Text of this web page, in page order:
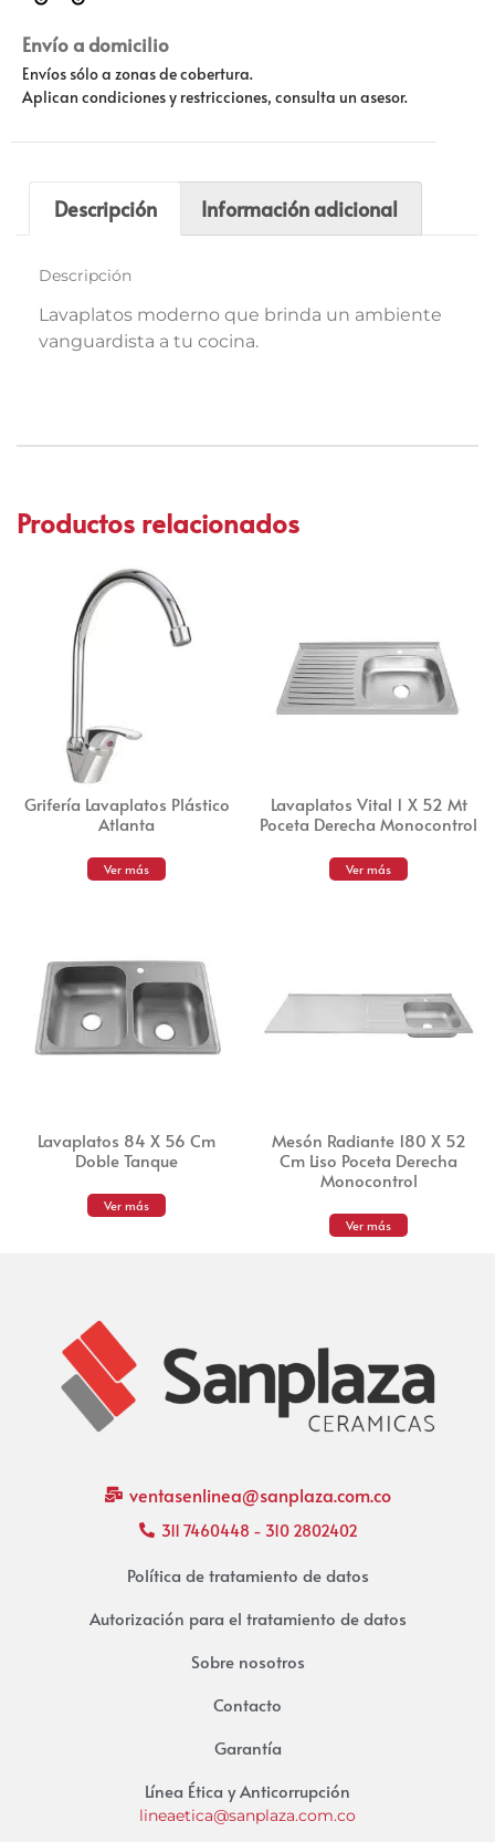
Envío a domicilio
Envíos sólo a zonas de cobertura.
Aplican condiciones y restricciones, consulta un asesor.
Descripción Información adicional
Descripción
Lavaplatos moderno que brinda un ambiente
vanguardista a tu cocina.
Productos relacionados
Grifería Lavaplatos Plástico
Atlanta
Ver más
Lavaplatos Vital 1 X 52 Mt
Poceta Derecha Monocontrol
Ver más
Lavaplatos 84 X 56 Cm
Doble Tanque
Ver más
Mesón Radiante 180 X 52
Cm Liso Poceta Derecha
Monocontrol
Ver más
ventasenlinea@sanplaza.com.co
311 7460448 - 310 2802402
Política de tratamiento de datos
Autorización para el tratamiento de datos
Sobre nosotros
Contacto
Garantía
Línea Ética y Anticorrupción
lineaetica@sanplaza.com.co